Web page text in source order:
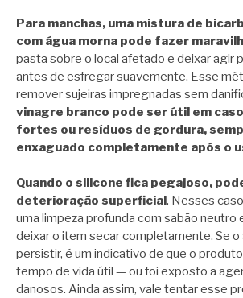
Para manchas, uma mistura de
com água morna pode fazer
pasta sobre o local afetado e deixar agir
antes de esfregar suavemente. Esse
remover sujeiras impregnadas sem
vinagre branco pode ser útil em
fortes ou resíduos de gordura,
enxaguado completamente após o
Quando o silicone fica pegajoso,
deterioração superficial. Nesses
uma limpeza profunda com sabão neutro
deixar o item secar completamente. Se
persistir, é um indicativo de que o
tempo de vida útil — ou foi exposto a
danosos. Ainda assim, vale tentar esse